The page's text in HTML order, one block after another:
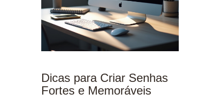
Dicas para Criar Senhas
Fortes e Memoráveis